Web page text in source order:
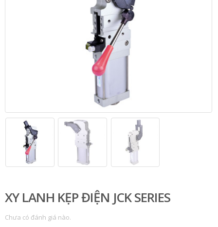
XY LANH KẸP ĐIỆN JCK SERIES
Chưa có đánh giá nào.